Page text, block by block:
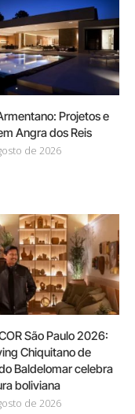
Projetos e
Angra dos Reis
de 2026
São Paulo 2026:
Chiquitano de
Baldelomar celebra
boliviana
de 2026